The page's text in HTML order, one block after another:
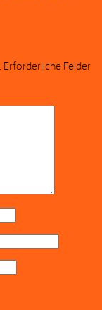
Erforderliche Felder